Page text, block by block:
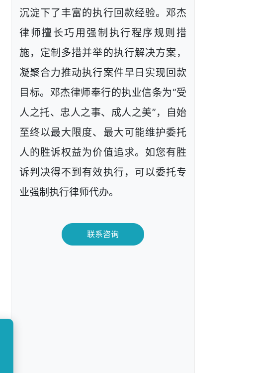
沉淀下了丰富的执行回款经验。邓杰
律师擅长巧用强制执行程序规则措
施，定制多措并举的执行解决方案，
凝聚合力推动执行案件早日实现回款
目标。邓杰律师奉行的执业信条为“受
人之托、忠人之事、成人之美”，自始
至终以最大限度、最大可能维护委托
人的胜诉权益为价值追求。如您有胜
诉判决得不到有效执行，可以委托专
业强制执行律师代办。
联系咨询